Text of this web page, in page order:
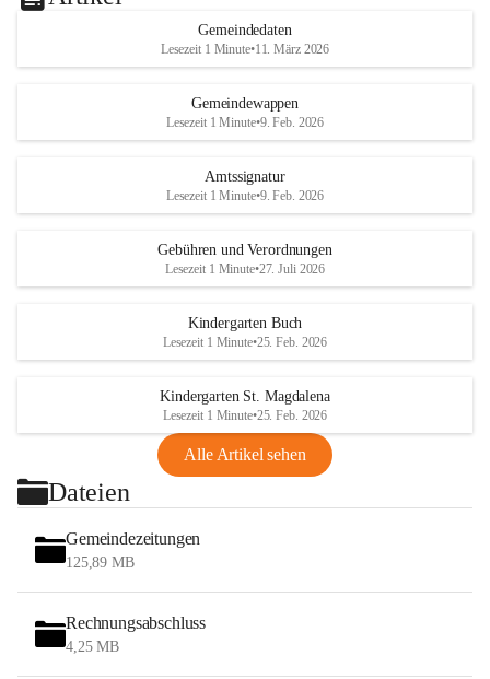
Gemeindedaten
Lesezeit 1 Minute•11. März 2026
Gemeindewappen
Lesezeit 1 Minute•9. Feb. 2026
Amtssignatur
Lesezeit 1 Minute•9. Feb. 2026
Gebühren und Verordnungen
Lesezeit 1 Minute•27. Juli 2026
Kindergarten Buch
Lesezeit 1 Minute•25. Feb. 2026
Kindergarten St. Magdalena
Lesezeit 1 Minute•25. Feb. 2026
Alle Artikel sehen
Dateien
Gemeindezeitungen
125,89 MB
Rechnungsabschluss
4,25 MB